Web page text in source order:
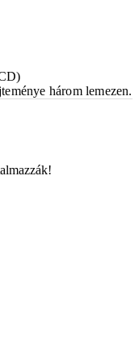
három lemezen.